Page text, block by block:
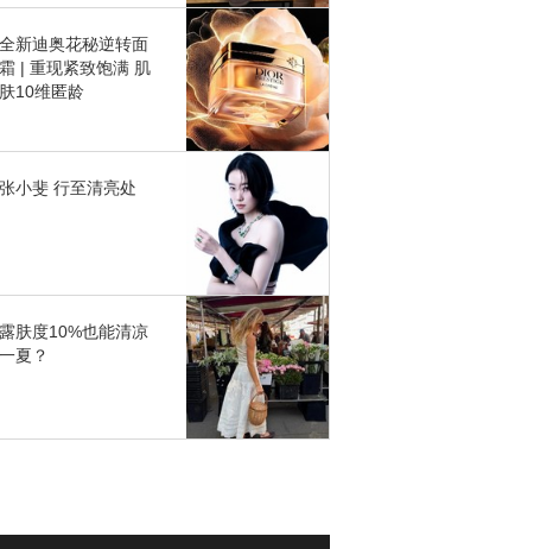
全新迪奥花秘逆转面
霜 | 重现紧致饱满 肌
肤10维匿龄
张小斐 行至清亮处
露肤度10%也能清凉
一夏？